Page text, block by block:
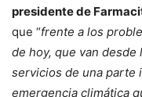
presidente de
que “frente a los
de hoy, que van desde
servicios de una parte
emergencia climática